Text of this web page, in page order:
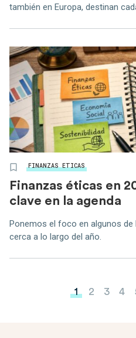
también en Europa, destinan
FINANZAS ETICAS
Finanzas éticas en
clave en la agenda
Ponemos el foco en algunos
cerca a lo largo del año.
Paginación de
1 2 3 4